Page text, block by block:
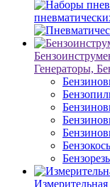
Генераторы,
Измерительная